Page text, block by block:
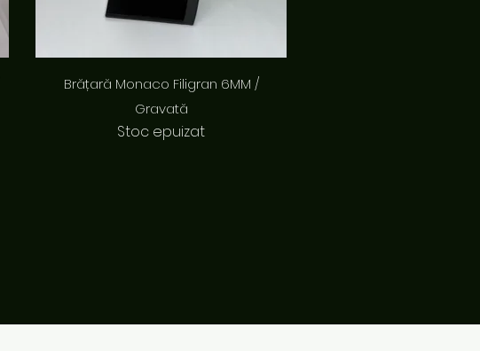
Afișare rapidă
Brățară Monaco Filigran 6MM /
Gravată
Stoc epuizat